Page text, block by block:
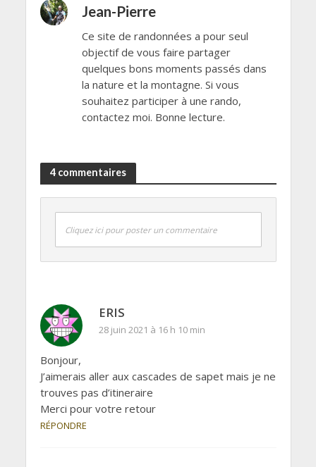
Jean-Pierre
Ce site de randonnées a pour seul
objectif de vous faire partager
quelques bons moments passés dans
la nature et la montagne. Si vous
souhaitez participer à une rando,
contactez moi. Bonne lecture.
4 commentaires
Cliquez ici pour poster un commentaire
ERIS
28 juin 2021 à 16 h 10 min
Bonjour,
J’aimerais aller aux cascades de sapet mais je ne
trouves pas d’itineraire
Merci pour votre retour
RÉPONDRE